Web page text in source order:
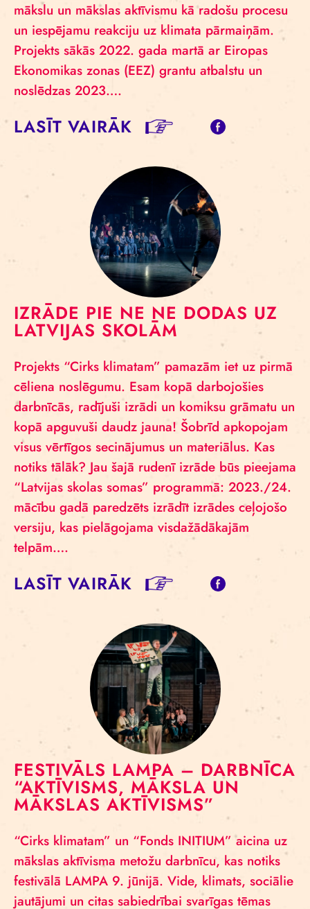
mākslu un mākslas aktīvismu kā radošu procesu
un iespējamu reakciju uz klimata pārmaiņām.
Projekts sākās 2022. gada martā ar Eiropas
Ekonomikas zonas (EEZ) grantu atbalstu un
noslēdzas 2023….
LASĪT VAIRĀK
IZRĀDE PIE NE NE DODAS UZ
LATVIJAS SKOLĀM
Projekts “Cirks klimatam” pamazām iet uz pirmā
cēliena noslēgumu. Esam kopā darbojošies
darbnīcās, radījuši izrādi un komiksu grāmatu un
kopā apguvuši daudz jauna! Šobrīd apkopojam
visus vērtīgos secinājumus un materiālus. Kas
notiks tālāk? Jau šajā rudenī izrāde būs pieejama
“Latvijas skolas somas” programmā: 2023./24.
mācību gadā paredzēts izrādīt izrādes ceļojošo
versiju, kas pielāgojama visdažādākajām
telpām….
LASĪT VAIRĀK
FESTIVĀLS LAMPA – DARBNĪCA
“AKTĪVISMS, MĀKSLA UN
MĀKSLAS AKTĪVISMS”
“Cirks klimatam” un “Fonds INITIUM” aicina uz
mākslas aktīvisma metožu darbnīcu, kas notiks
festivālā LAMPA 9. jūnijā. Vide, klimats, sociālie
jautājumi un citas sabiedrībai svarīgas tēmas